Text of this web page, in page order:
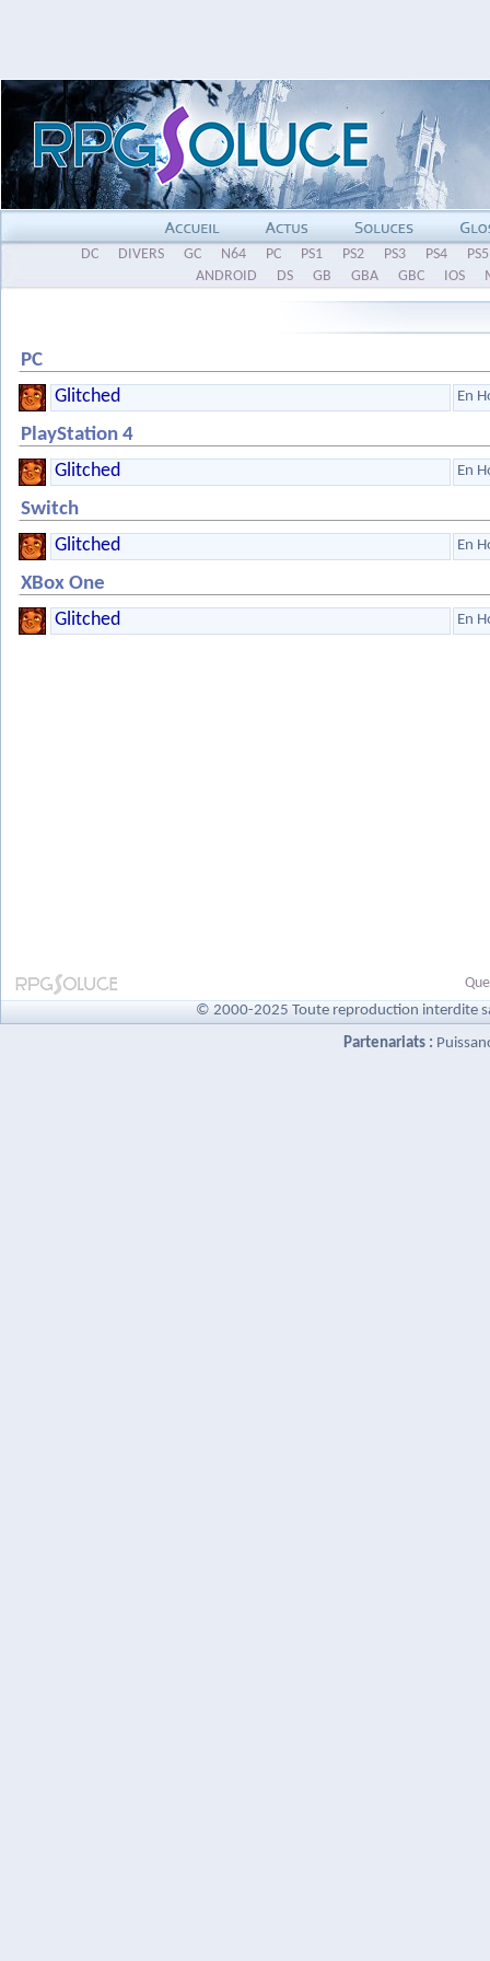
DC DIVERS GC N64 PC PS1 PS2 PS3 PS4
PS5
ANDROID
DS GB GBA GBC IOS
PC
Glitched
En
PlayStation 4
Glitched
En
Switch
Glitched
En
XBox One
Glitched
En
© 2000-2025 Toute reproduction interdite
Partenariats :